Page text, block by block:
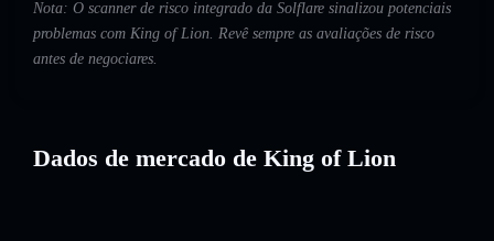
Nota: O scanner de risco integrado da Solflare sinalizou potenciais
problemas com King of Lion. Revê sempre as avaliações de risco
antes de negociares.
Dados de mercado de King of Lion